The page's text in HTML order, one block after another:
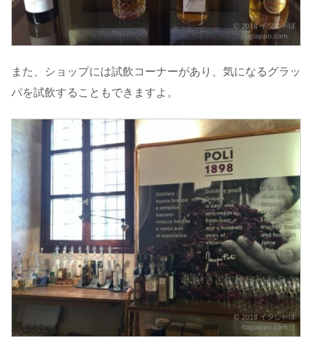
また、ショップには試飲コーナーがあり、気になるグラッ
パを試飲することもできますよ。